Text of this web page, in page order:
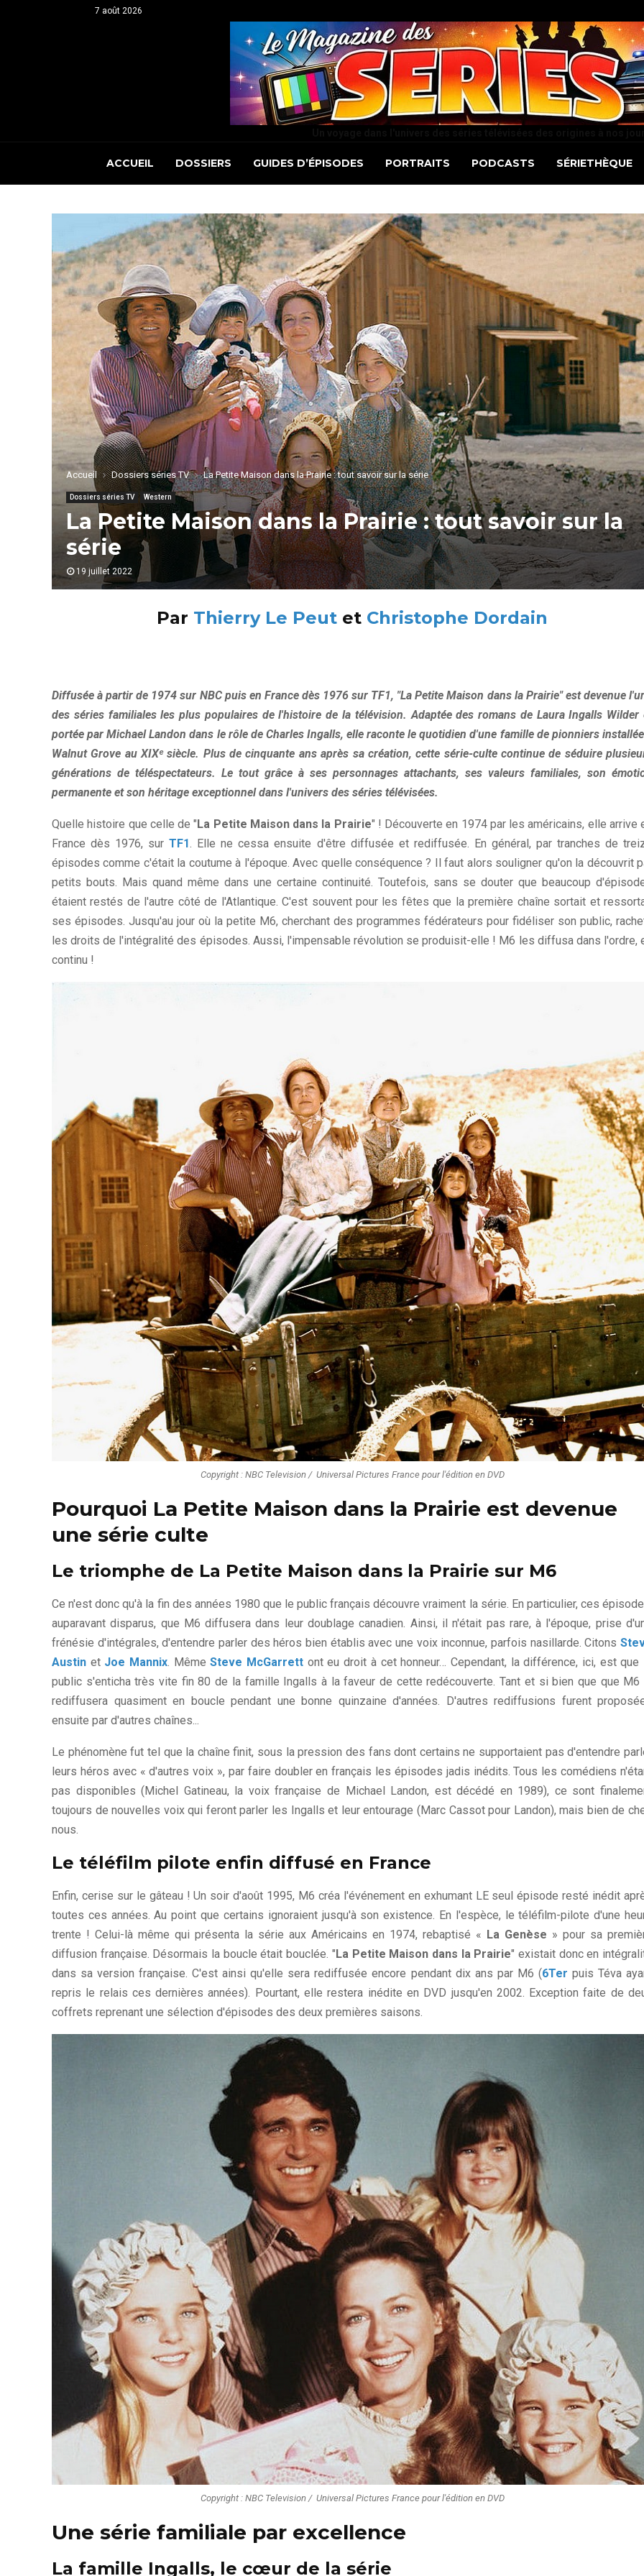
7 août 2026
ACCUEIL DOSSIERS GUIDES D’ÉPISODES PORTRAITS PODCASTS SÉRIETHÈQUE
Accueil Dossiers séries TV La Petite Maison dans la Prairie : tout savoir sur la série
Dossiers séries TV Western
La Petite Maison dans la Prairie : tout savoir sur la
série
19 juillet 2022
Par Thierry Le Peut et Christophe Dordain
Diffusée à partir de 1974 sur NBC puis en France dès 1976 sur TF1, "La Petite Maison dans la Prairie" est devenue
des séries familiales les plus populaires de l'histoire de la télévision. Adaptée des romans de Laura Ingalls Wilder
portée par Michael Landon dans le rôle de Charles Ingalls, elle raconte le quotidien d'une famille de pionniers
Walnut Grove au XIXᵉ siècle. Plus de cinquante ans après sa création, cette série-culte continue de séduire
générations de téléspectateurs. Le tout grâce à ses personnages attachants, ses valeurs familiales, son
permanente et son héritage exceptionnel dans l'univers des séries télévisées.
Quelle histoire que celle de " La Petite Maison dans la Prairie" ! Découverte en 1974 par les américains, elle arrive
France dès 1976, surTF1. Elle ne cessa ensuite d'être diffusée et rediffusée. En général, par tranches de
épisodes comme c'était la coutume à l'époque. Avec quelle conséquence ? Il faut alors souligner qu'on la découvrit
petits bouts. Mais quand même dans une certaine continuité. Toutefois, sans se douter que beaucoup
étaient restés de l'autre côté de l'Atlantique. C'est souvent pour les fêtes que la première chaîne sortait et
ses épisodes. Jusqu'au jour où la petite M6, cherchant des programmes fédérateurs pour fidéliser son public,
les droits de l'intégralité des épisodes. Aussi, l'impensable révolution se produisit-elle ! M6 les diffusa dans l'ordre,
continu !
Copyright : NBC Television / ‎ Universal Pictures France pour l'édition en DVD
Pourquoi La Petite Maison dans la Prairie est devenue
une série culte
Le triomphe de La Petite Maison dans la Prairie sur M6
Ce n'est donc qu'à la fin des années 1980 que le public français découvre vraiment la série. En particulier, ces
auparavant disparus, que M6 diffusera dans leur doublage canadien. Ainsi, il n'était pas rare, à l'époque, prise
frénésie d'intégrales, d'entendre parler des héros bien établis avec une voix inconnue, parfois nasillarde. Citons
Austin et Joe Mannix . MêmeSteve McGarrett ont eu droit à cet honneur… Cependant, la différence, ici, est que
public s'enticha très vite fin 80 de la famille Ingalls à la faveur de cette redécouverte. Tant et si bien que que M6
rediffusera quasiment en boucle pendant une bonne quinzaine d'années. D'autres rediffusions furent
ensuite par d'autres chaînes...
Le phénomène fut tel que la chaîne finit, sous la pression des fans dont certains ne supportaient pas d'entendre
leurs héros avec « d'autres voix », par faire doubler en français les épisodes jadis inédits. Tous les comédiens
pas disponibles (Michel Gatineau, la voix française de Michael Landon, est décédé en 1989), ce sont
toujours de nouvelles voix qui feront parler les Ingalls et leur entourage (Marc Cassot pour Landon), mais bien de
nous.
Le téléfilm pilote enfin diffusé en France
Enfin, cerise sur le gâteau ! Un soir d'août 1995, M6 créa l'événement en exhumant LE seul épisode resté inédit
toutes ces années. Au point que certains ignoraient jusqu'à son existence. En l'espèce, le téléfilm-pilote d'une
trente ! Celui-là même qui présenta la série aux Américains en 1974, rebaptisé « La Genèse » pour sa
diffusion française. Désormais la boucle était bouclée. "La Petite Maison dans la Prairie" existait donc en
dans sa version française. C'est ainsi qu'elle sera rediffusée encore pendant dix ans par M6 (6Ter puis Téva
repris le relais ces dernières années). Pourtant, elle restera inédite en DVD jusqu'en 2002. Exception faite de
coffrets reprenant une sélection d'épisodes des deux premières saisons.
Copyright : NBC Television / ‎ Universal Pictures France pour l'édition en DVD
Une série familiale par excellence
La famille Ingalls, le cœur de la série